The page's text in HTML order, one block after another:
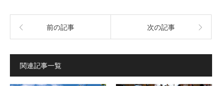
前の記事 次の記事
関連記事一覧